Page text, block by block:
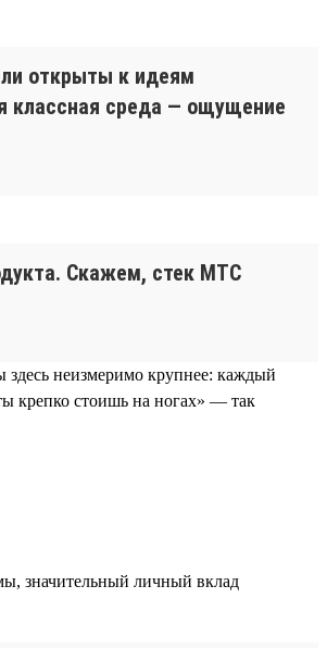
открыты к идеям
классная среда — ощущение
Скажем, стек МТС
неизмеримо крупнее: каждый
крепко стоишь на ногах» — так
значительный личный вклад